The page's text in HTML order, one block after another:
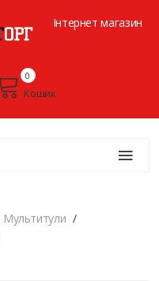
Інтернет магазин
Кошик
0
Мультитули